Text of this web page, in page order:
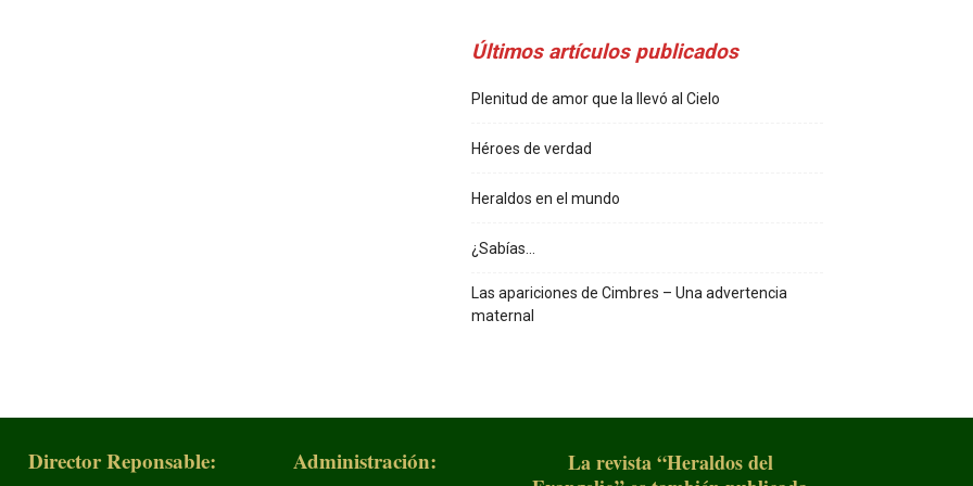
Últimos artículos publicados
Plenitud de amor que la llevó al Cielo
Héroes de verdad
Heraldos en el mundo
¿Sabías…
Las apariciones de Cimbres – Una advertencia
maternal
Director Reponsable: Administración:
La revista “Heraldos del